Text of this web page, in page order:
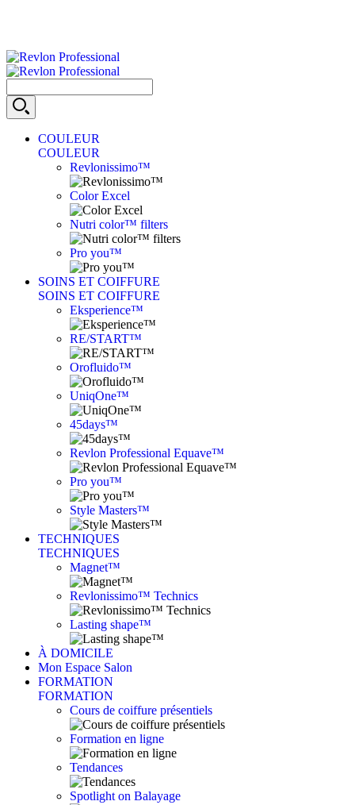
COULEUR
COULEUR
Revlonissimo™
Color Excel
Nutri color™ filters
Pro you™
SOINS ET COIFFURE
SOINS ET COIFFURE
Eksperience™
RE/START™
Orofluido™
UniqOne™
45days™
Revlon Professional Equave™
Pro you™
Style Masters™
TECHNIQUES
TECHNIQUES
Magnet™
Revlonissimo™ Technics
Lasting shape™
À DOMICILE
Mon Espace Salon
FORMATION
FORMATION
Cours de coiffure présentiels
Formation en ligne
Tendances
Spotlight on Balayage